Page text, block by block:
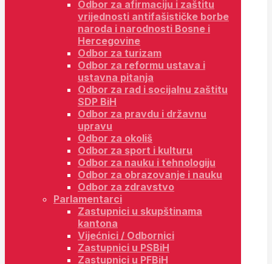
Odbor za afirmaciju i zaštitu
vrijednosti antifašističke borbe
naroda i narodnosti Bosne i
Hercegovine
Odbor za turizam
Odbor za reformu ustava i
ustavna pitanja
Odbor za rad i socijalnu zaštitu
SDP BiH
Odbor za pravdu i državnu
upravu
Odbor za okoliš
Odbor za sport i kulturu
Odbor za nauku i tehnologiju
Odbor za obrazovanje i nauku
Odbor za zdravstvo
Parlamentarci
Zastupnici u skupštinama
kantona
Vijećnici / Odbornici
Zastupnici u PSBiH
Zastupnici u PFBiH